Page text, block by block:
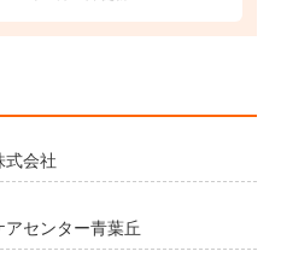
式会社
センター青葉丘